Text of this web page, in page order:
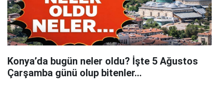
Konya’da bugün neler oldu? İşte 5 Ağustos
Çarşamba günü olup bitenler…